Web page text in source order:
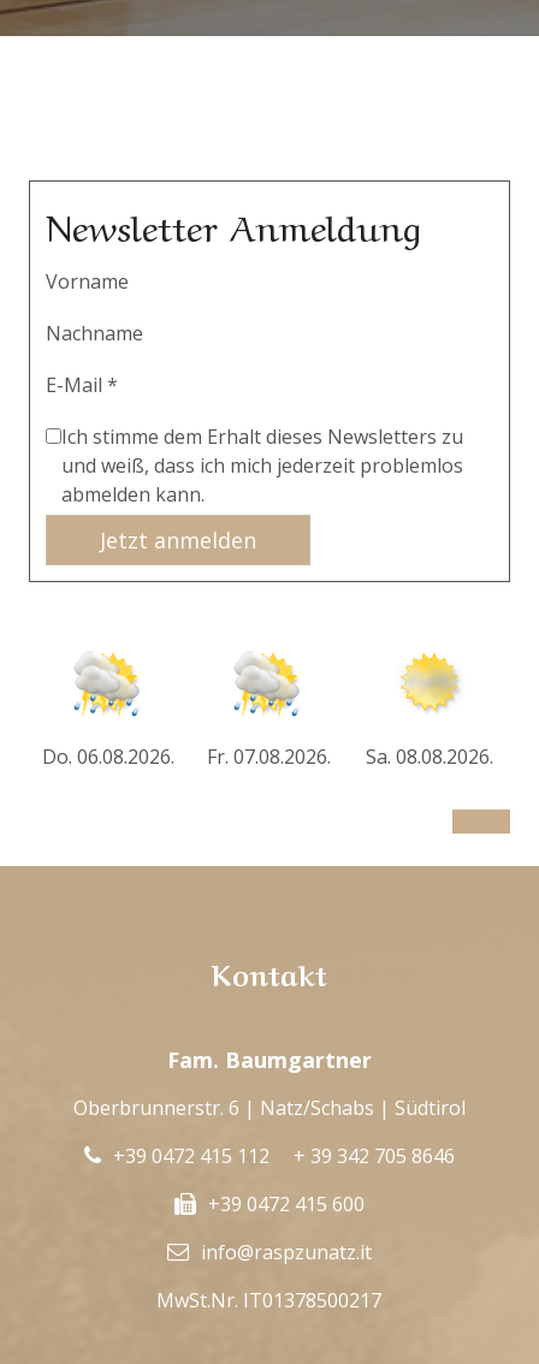
Newsletter Anmeldung
Vorname
Nachname
E-Mail *
Ich stimme dem Erhalt dieses Newsletters zu
und weiß, dass ich mich jederzeit problemlos
abmelden kann.
Jetzt anmelden
Do. 06.08.2026. Fr. 07.08.2026. Sa. 08.08.2026.
Kontakt
Fam. Baumgartner
Oberbrunnerstr. 6 | Natz/Schabs | Südtirol
+39 0472 415 112 + 39 342 705 8646
+39 0472 415 600
info@raspzunatz.it
MwSt.Nr. IT01378500217